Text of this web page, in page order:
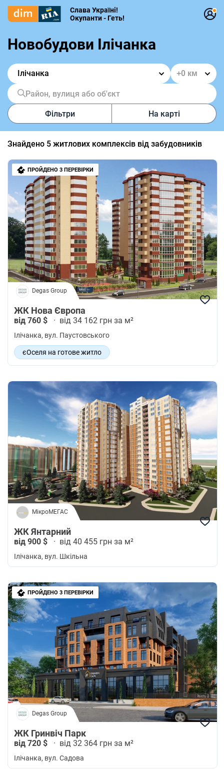
Слава Україні!
Окупанти - Геть!
Новобудови Ілічанка
Ілічанка
Район, вулиця або об'єкт
Фільтри На карті
Знайдено 5 житлових комплексів від забудовників
ПРОЙДЕНО 3 ПЕРЕВІРКИ
Degas Group
ЖК Нова Європа
від 760 $ · від 34 162 грн за м²
Ілічанка, вул. Паустовського
єОселя на готове житло
МікроМЕГАС
ЖК Янтарний
від 900 $ · від 40 455 грн за м²
Ілічанка, вул. Шкільна
ПРОЙДЕНО 3 ПЕРЕВІРКИ
Degas Group
ЖК Гринвіч Парк
від 720 $ · від 32 364 грн за м²
Ілічанка, вул. Садова